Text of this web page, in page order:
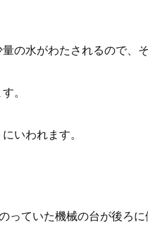
水がわたされるので、そ
。
いわれます。
っていた機械の台が後ろに